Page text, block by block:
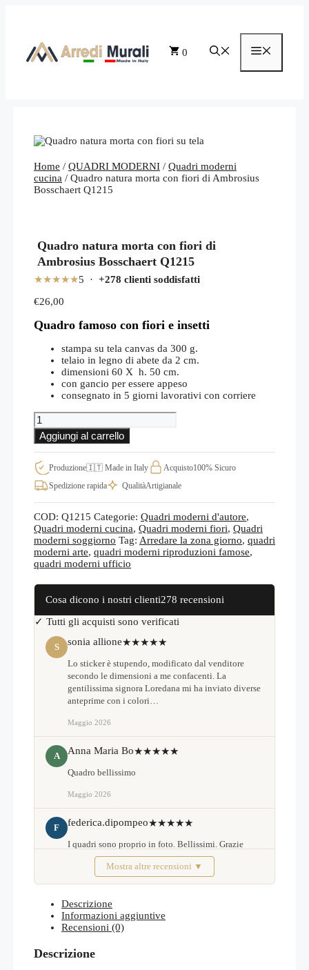
0
Home / QUADRI MODERNI / Quadri moderni
cucina / Quadro natura morta con fiori di Ambrosius
Bosschaert Q1215
Quadro natura morta con fiori di
Ambrosius Bosschaert Q1215
★★★★★5 · +278 clienti soddisfatti
€26,00
Quadro famoso con fiori e insetti
stampa su tela canvas da 300 g.
telaio in legno di abete da 2 cm.
dimensioni 60 X h. 50 cm.
con gancio per essere appeso
consegnato in 5 giorni lavorativi con corriere
Quadro
natura
morta
con
fiori
di
Ambrosius
quantità
Aggiungi al carrello
Produzione🇮🇹 Made in Italy Acquisto100% Sicuro
Spedizione rapida
QualitàArtigianale
COD: Q1215 Categorie: Quadri moderni d'autore,
Quadri moderni cucina, Quadri moderni fiori, Quadri
moderni soggiorno Tag: Arredare la zona giorno, quadri
moderni arte, quadri moderni riproduzioni famose,
quadri moderni ufficio
Cosa dicono i nostri clienti278 recensioni
✓ Tutti gli acquisti sono verificati
S sonia allione★★★★★
Lo sticker è stupendo, modificato dal venditore
secondo le dimensioni a me confacenti. La
gentilissima signora Loredana mi ha inviato diverse
anteprime con i colori…
Maggio 2026
A Anna Maria Bo★★★★★
Quadro bellissimo
Maggio 2026
F federica.dipompeo★★★★★
I quadri sono proprio in foto. Bellissimi. Grazie
Febbraio 2026Mostra altre recensioni ▼
Descrizione
Informazioni aggiuntive
Recensioni (0)
Descrizione